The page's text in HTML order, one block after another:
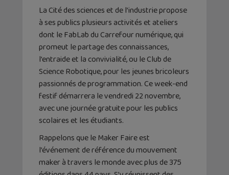
La Cité des sciences et de l’industrie propose
à ses publics plusieurs activités et ateliers
dont le FabLab du Carrefour numérique, qui
promeut le partage des connaissances,
l’entraide et la convivialité, ou le Club de
Science Robotique, pour les jeunes bricoleurs
passionnés de programmation. Ce week-end
festif démarrera le vendredi 22 novembre,
avec une journée gratuite pour les publics
scolaires et les étudiants.
Rappelons que le Maker Faire est
l’événement de référence du mouvement
maker à travers le monde avec plus de 375